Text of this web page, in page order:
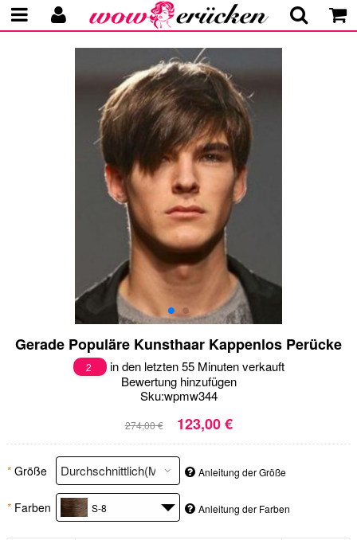
Gerade Populäre Kunsthaar Kappenlos Perücke
2
in den letzten 55 Minuten verkauft
Bewertung hinzufügen
Sku:wpmw344
274,00 € 123,00 €
* Größe Anleitung der Größe
* Farben S-8 Anleitung der Farben